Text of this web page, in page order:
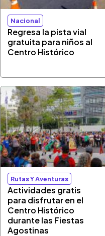
Nacional
Regresa la pista vial
gratuita para niños al
Centro Histórico
Rutas Y Aventuras
Actividades gratis
para disfrutar en el
Centro Histórico
durante las Fiestas
Agostinas